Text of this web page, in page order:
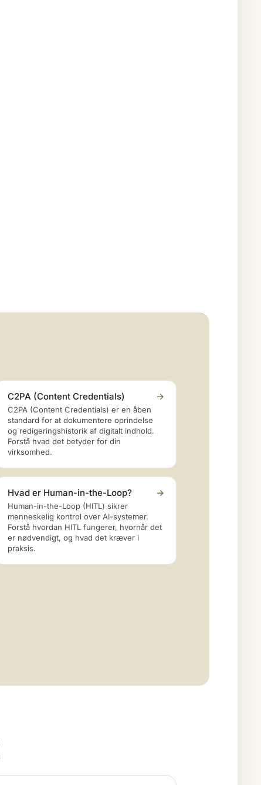
C2PA (Content Credentials) →
C2PA (Content Credentials) er en åben
standard for at dokumentere oprindelse
og redigeringshistorik af digitalt indhold.
Forstå hvad det betyder for din
virksomhed.
Hvad er Human-in-the-Loop? →
Human-in-the-Loop (HITL) sikrer
menneskelig kontrol over AI-systemer.
Forstå hvordan HITL fungerer, hvornår det
er nødvendigt, og hvad det kræver i
praksis.